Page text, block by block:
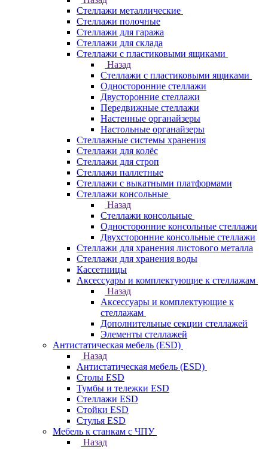
Стеллажи металлические
Стеллажи полочные
Стеллажи для гаража
Стеллажи для склада
Стеллажи с пластиковыми ящиками
Назад
Стеллажи с пластиковыми ящиками
Односторонние стеллажи
Двусторонние стеллажи
Передвижные стеллажи
Настенные органайзеры
Настольные органайзеры
Стеллажные системы хранения
Стеллажи для колёс
Стеллажи для строп
Стеллажи паллетные
Стеллажи с выкатными платформами
Стеллажи консольные
Назад
Стеллажи консольные
Односторонние консольные стеллажи
Двухсторонние консольные стеллажи
Стеллажи для хранения листового металла
Стеллажи для хранения воды
Кассетницы
Аксесcуары и комплектующие к стеллажам
Назад
Аксесcуары и комплектующие к
стеллажам
Дополнительные секции стеллажей
Элементы стеллажей
Антистатическая мебель (ESD)
Назад
Антистатическая мебель (ESD)
Столы ESD
Тумбы и тележки ESD
Стеллажи ESD
Стойки ESD
Стулья ESD
Мебель к станкам с ЧПУ
Назад